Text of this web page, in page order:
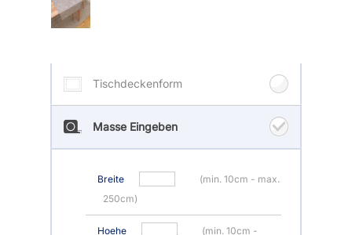
Tischdeckenform
Masse Eingeben
Breite
(min. 10cm - max.
250cm)
Hoehe
(min. 10cm -